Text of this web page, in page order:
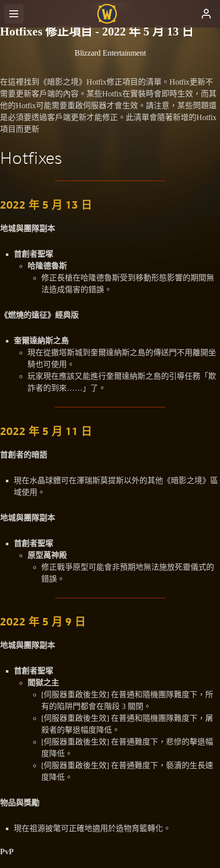
《魔獸世界》
Hotfixes 修正項目 - 2022 年 5 月 13 日
Blizzard Entertainment
在這裡找到《暗影之境》Hotfix修正項目的清單。Hotfix更新不
需要更新客戶端的內容。某些Hotfix在實裝時會即時生效，而其
他的Hotfix可能需要重啟伺服器才會生效。請注意，某些問題還
是必須要透過客戶端更新才能修正。此清單會隨著新增的Hotfix
項目而更新
Hotfixes
2022 年 5 月 13 日
地城與團隊副本
首創者聖塚
哈隆德魯斯
修正長槍在哈隆德魯斯受到移動形態影響的期間無
法造成傷害的錯誤。
《燃燒的遠征》經典版
奎爾達納斯之島
現在從撒塔斯城到奎爾達納斯之島的傳送門不用離開坐
騎也可使用。
玩家現在應該又能進行奎爾達納斯之島的引導任務「欺
詐者的到來……」了。
2022 年 5 月 11 日
首創者的暗語
現在水晶球體可在澤瑞斯莫提斯以外的其他《暗影之境》區
域使用。
地城與團隊副本
首創者聖塚
原型萬神殿
修正戰爭原型可能會非預期地無法施放死靈儀式的
錯誤。
2022 年 5 月 9 日
地城與團隊副本
首創者聖塚
閻獄之主
[伺服器重啟後生效] 在普通和隨機團隊難度下，所
有的陷阱門都會在階段 3 關閉。
[伺服器重啟後生效] 在普通和隨機團隊難度下，屠
殺者的擊退幅度降低。
[伺服器重啟後生效] 在普通難度下，悲慘的擊退幅
度降低。
[伺服器重啟後生效] 在普通難度下，褻瀆的生長速
度降低。
物品與獎勵
現在祖源披氅可正確地適用於造物育籃轉化。
PvP